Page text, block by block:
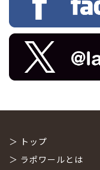
＞ トップ
＞ ラポワールとは